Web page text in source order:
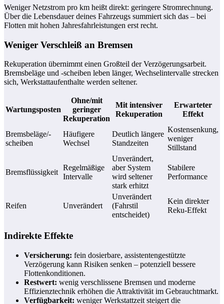
Weniger Netzstrom pro km heißt direkt: geringere Stromrechnung.
Über die Lebensdauer deines Fahrzeugs summiert sich das – bei
Flotten mit hohen Jahresfahrleistungen erst recht.
Weniger Verschleiß an Bremsen
Rekuperation übernimmt einen Großteil der Verzögerungsarbeit.
Bremsbeläge und -scheiben leben länger, Wechselintervalle strecken
sich, Werkstattaufenthalte werden seltener.
Wartungsposten
Ohne/mit
geringer
Rekuperation
Mit intensiver
Rekuperation
Erwarteter
Effekt
Bremsbeläge/-
scheiben
Häufigere
Wechsel
Deutlich längere
Standzeiten
Kostensenkung,
weniger
Stillstand
Bremsflüssigkeit
Regelmäßige
Intervalle
Unverändert,
aber System
wird seltener
stark erhitzt
Stabilere
Performance
Reifen Unverändert
Unverändert
(Fahrstil
entscheidet)
Kein direkter
Reku-Effekt
Indirekte Effekte
Versicherung: fein dosierbare, assistentengestützte
Verzögerung kann Risiken senken – potenziell bessere
Flottenkonditionen.
Restwert: wenig verschlissene Bremsen und moderne
Effizienztechnik erhöhen die Attraktivität im Gebrauchtmarkt.
Verfügbarkeit: weniger Werkstattzeit steigert die